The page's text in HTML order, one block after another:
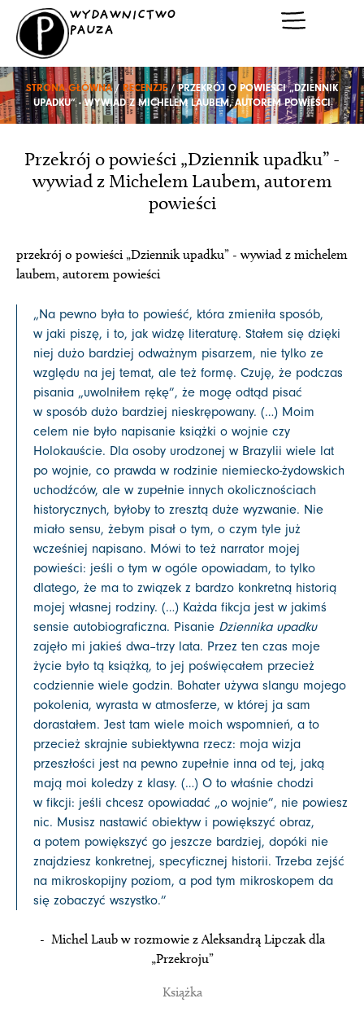
Przejdź
treści
WYDAWNICTWO
PAUZA
STRONA GŁÓWNA/ RECENZJE/ PRZEKRÓJ O POWIEŚCI „DZIENNIK
UPADKU” - WYWIAD Z MICHELEM LAUBEM, AUTOREM POWIEŚCI
Przekrój o powieści „Dziennik upadku” -
wywiad z Michelem Laubem, autorem
powieści
przekrój o powieści „Dziennik upadku” - wywiad z michelem
laubem, autorem powieści
„Na pewno była to powieść, która zmieniła sposób,
w jaki piszę, i to, jak widzę literaturę. Stałem się dzięki
niej dużo bardziej odważnym pisarzem, nie tylko ze
względu na jej temat, ale też formę. Czuję, że podczas
pisania „uwolniłem rękę”, że mogę odtąd pisać
w sposób dużo bardziej nieskrępowany. (…) Moim
celem nie było napisanie książki o wojnie czy
Holokauście. Dla osoby urodzonej w Brazylii wiele lat
po wojnie, co prawda w rodzinie niemiecko-żydowskich
uchodźców, ale w zupełnie innych okolicznościach
historycznych, byłoby to zresztą duże wyzwanie. Nie
miało sensu, żebym pisał o tym, o czym tyle już
wcześniej napisano. Mówi to też narrator mojej
powieści: jeśli o tym w ogóle opowiadam, to tylko
dlatego, że ma to związek z bardzo konkretną historią
mojej własnej rodziny. (…) Każda fikcja jest w jakimś
sensie autobiograficzna. Pisanie Dziennika upadku
zajęło mi jakieś dwa–trzy lata. Przez ten czas moje
życie było tą książką, to jej poświęcałem przecież
codziennie wiele godzin. Bohater używa slangu mojego
pokolenia, wyrasta w atmosferze, w której ja sam
dorastałem. Jest tam wiele moich wspomnień, a to
przecież skrajnie subiektywna rzecz: moja wizja
przeszłości jest na pewno zupełnie inna od tej, jaką
mają moi koledzy z klasy. (…) O to właśnie chodzi
w fikcji: jeśli chcesz opowiadać „o wojnie”, nie powiesz
nic. Musisz nastawić obiektyw i powiększyć obraz,
a potem powiększyć go jeszcze bardziej, dopóki nie
znajdziesz konkretnej, specyficznej historii. Trzeba zejść
na mikroskopijny poziom, a pod tym mikroskopem da
się zobaczyć wszystko.”
- Michel Laub w rozmowie z Aleksandrą Lipczak dla
„Przekroju”
Książka